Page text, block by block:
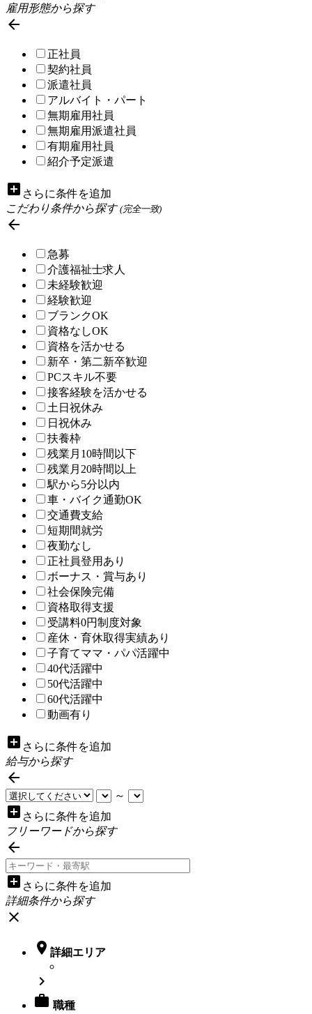
雇用形態から探す

正社員
契約社員
派遣社員
アルバイト・パート
無期雇用社員
無期雇用派遣社員
有期雇用社員
紹介予定派遣
add_box さらに条件を追加
こだわり条件から探す(完全一致)

急募
介護福祉士求人
未経験歓迎
経験歓迎
ブランクOK
資格なしOK
資格を活かせる
新卒・第二新卒歓迎
PCスキル不要
接客経験を活かせる
土日祝休み
日祝休み
扶養枠
残業月10時間以下
残業月20時間以上
駅から5分以内
車・バイク通勤OK
交通費支給
短期間就労
夜勤なし
正社員登用あり
ボーナス・賞与あり
社会保険完備
資格取得支援
受講料0円制度対象
産休・育休取得実績あり
子育てママ・パパ活躍中
40代活躍中
50代活躍中
60代活躍中
動画有り
add_box さらに条件を追加
給与から探す

～
add_box さらに条件を追加
フリーワードから探す

add_box さらに条件を追加
詳細条件から探す
close
 詳細エリア

 職種